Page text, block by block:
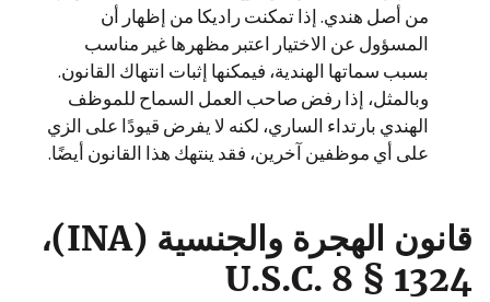
من أصل هندي. إذا تمكنت راديكا من إظهار أن
المسؤول عن الاختيار اعتبر مظهرها غير مناسب
بسبب سماتها الهندية، فيمكنها إثبات انتهاك القانون.
وبالمثل، إذا رفض صاحب العمل السماح للموظف
الهندي بارتداء الساري، لكنه لا يفرض قيودًا على الزي
على أي موظفين آخرين، فقد ينتهك هذا القانون أيضًا.
قانون الهجرة والجنسية (
INA)،
U.S.C. 8 § 1324